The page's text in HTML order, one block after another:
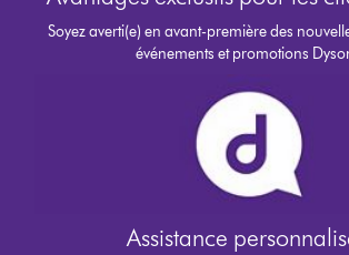
Soyez averti(e) en avant-première des
événements et promotions
Assistance